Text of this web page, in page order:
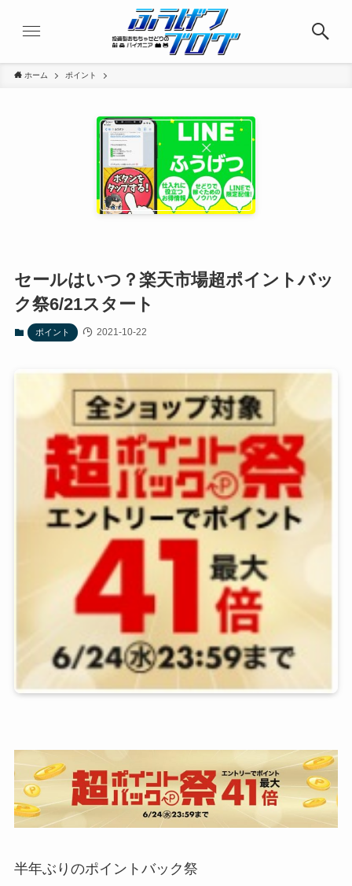
ホーム ポイント
セールはいつ？楽天市場超ポイントバッ
ク祭6/21スタート
ポイント 2021-10-22
半年ぶりのポイントバック祭